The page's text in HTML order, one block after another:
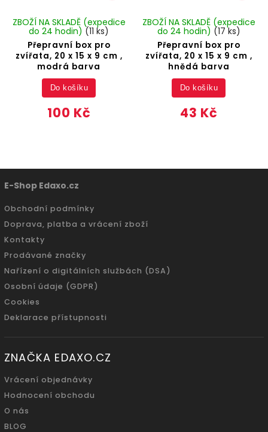
Přepravní box pro
zvířata, 20 x 15 x 9 cm ,
modrá barva
ZBOŽÍ NA SKLADĚ (expedice
do 24 hodin) (11 ks)
100 Kč
Do košíku
Přepravní box pro
zvířata, 20 x 15 x 9 cm ,
hnědá barva
ZBOŽÍ NA SKLADĚ (expedice
do 24 hodin) (17 ks)
43 Kč
Do košíku
E-Shop Edaxo.cz
Obchodní podmínky
Doprava, platba a vrácení zboží
Kontakty
Prodávané značky
Nařízení o digitálních službách (DSA)
Osobní údaje (GDPR)
Cookies
Deklarace přístupnosti
ZNAČKA EDAXO.CZ
Vrácení objednávky
Hodnocení obchodu
O nás
BLOG